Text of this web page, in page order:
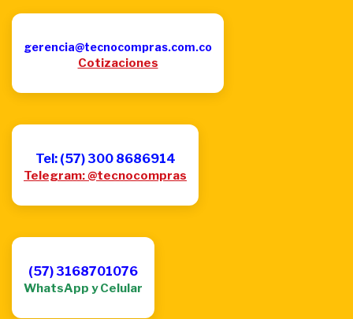
gerencia@tecnocompras.com.co
Cotizaciones
Tel: (57) 300 8686914
Telegram: @tecnocompras
(57) 3168701076
WhatsApp y Celular